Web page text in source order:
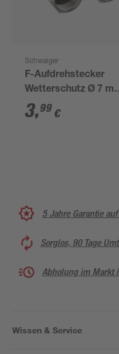
Schwaiger
F-Aufdrehstecker
Wetterschutz Ø 7
2 Stück
3,99 €
5 Jahre Garantie
Sorglos, 90 Tage
Abholung im Markt
Wissen & Service